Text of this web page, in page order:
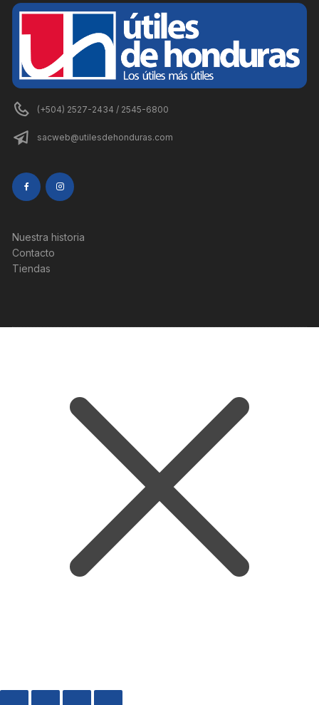
(+504) 2527-2434 / 2545-6800
sacweb@utilesdehonduras.com
Nuestra historia
Contacto
Tiendas